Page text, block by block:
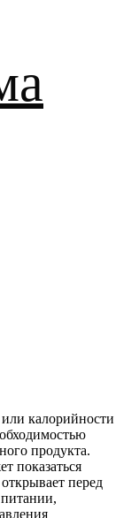
калорийности
продукта.
показаться
перед